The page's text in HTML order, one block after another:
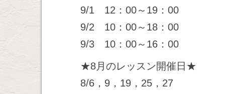
9/1 12：00～19：00
9/2 10：00～18：00
9/3 10：00～16：00
★8月のレッスン開催日★
8/6，9，19，25，27